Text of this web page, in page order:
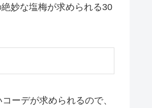
妙な塩梅が求められる30
ーデが求められるので、